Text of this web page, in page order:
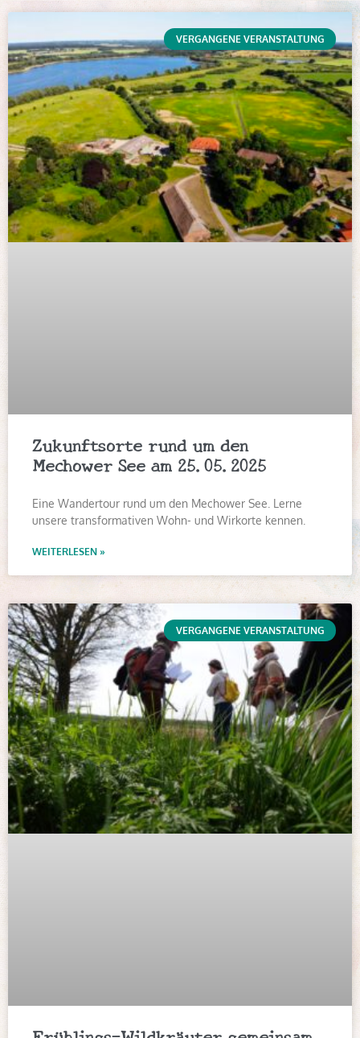
VERGANGENE VERANSTALTUNG
Zukunftsorte rund um den
Mechower See am 25.05.2025
Eine Wandertour rund um den Mechower See. Lerne
unsere transformativen Wohn- und Wirkorte kennen.
WEITERLESEN »
VERGANGENE VERANSTALTUNG